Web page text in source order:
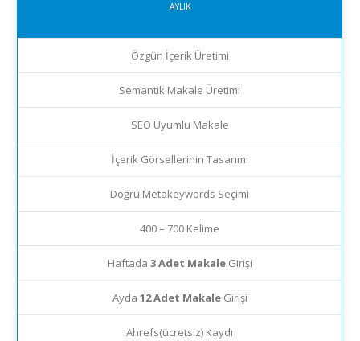
AYLIK
Özgün İçerik Üretimi
Semantik Makale Üretimi
SEO Uyumlu Makale
İçerik Görsellerinin Tasarımı
Doğru Metakeywords Seçimi
400 – 700 Kelime
Haftada 3 Adet MakaleGirişi
Ayda 12 Adet MakaleGirişi
Ahrefs(ücretsiz) Kaydı